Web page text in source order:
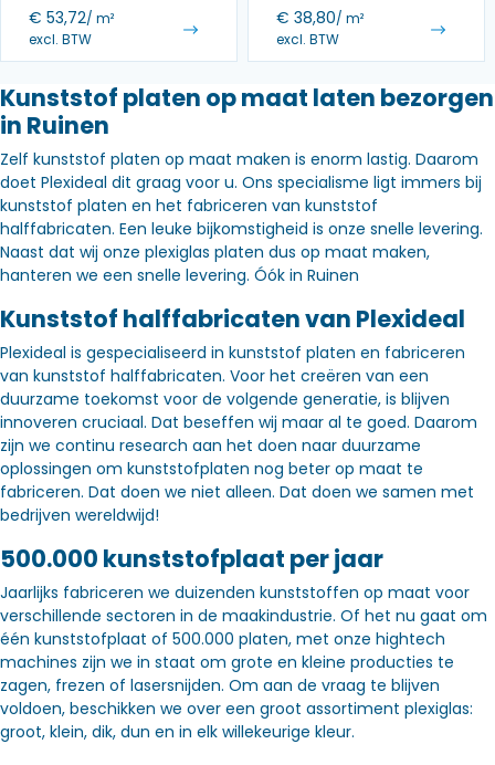
€ 53,72/ m²
excl. BTW
€ 38,80/ m²
excl. BTW
Kunststof platen op maat laten bezorgen
in Ruinen
Zelf kunststof platen op maat maken is enorm lastig. Daarom
doet Plexideal dit graag voor u. Ons specialisme ligt immers bij
kunststof platen en het fabriceren van kunststof
halffabricaten. Een leuke bijkomstigheid is onze snelle levering.
Naast dat wij onze plexiglas platen dus op maat maken,
hanteren we een snelle levering. Óók in Ruinen
Kunststof halffabricaten van Plexideal
Plexideal is gespecialiseerd in kunststof platen en fabriceren
van kunststof halffabricaten. Voor het creëren van een
duurzame toekomst voor de volgende generatie, is blijven
innoveren cruciaal. Dat beseffen wij maar al te goed. Daarom
zijn we continu research aan het doen naar duurzame
oplossingen om kunststofplaten nog beter op maat te
fabriceren. Dat doen we niet alleen. Dat doen we samen met
bedrijven wereldwijd!
500.000 kunststofplaat per jaar
Jaarlijks fabriceren we duizenden kunststoffen op maat voor
verschillende sectoren in de maakindustrie. Of het nu gaat om
één kunststofplaat of 500.000 platen, met onze hightech
machines zijn we in staat om grote en kleine producties te
zagen, frezen of lasersnijden. Om aan de vraag te blijven
voldoen, beschikken we over een groot assortiment plexiglas:
groot, klein, dik, dun en in elk willekeurige kleur.